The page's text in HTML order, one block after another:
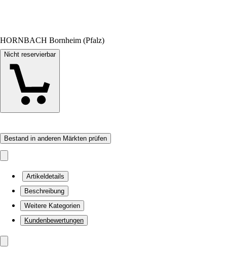
HORNBACH Bornheim (Pfalz)
Nicht reservierbar
Bestand in anderen Märkten prüfen
Artikeldetails
Beschreibung
Weitere Kategorien
Kundenbewertungen